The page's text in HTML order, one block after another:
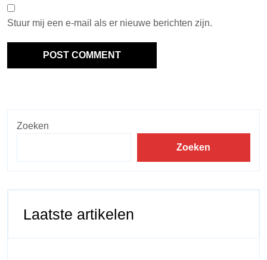
Stuur mij een e-mail als er nieuwe berichten zijn.
Zoeken
Zoeken
Laatste artikelen